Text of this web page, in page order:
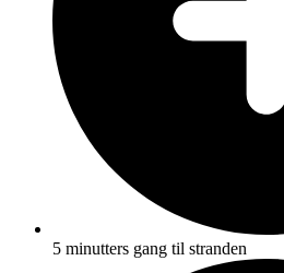
5 minutters gang til stranden